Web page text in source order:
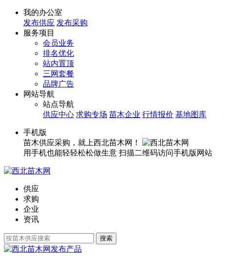
我的办公室
发布供应 发布采购
服务项目
会员业务
排名优化
站内置顶
三网套餐
品牌广告
网站导航
站点导航
供应中心 求购专场 苗木企业 行情报价 基地图库
手机版
苗木供应采购，就上西北苗木网！
用手机也能轻轻松松做生意 扫描二维码访问手机版网站
供应
求购
企业
资讯
发布产品